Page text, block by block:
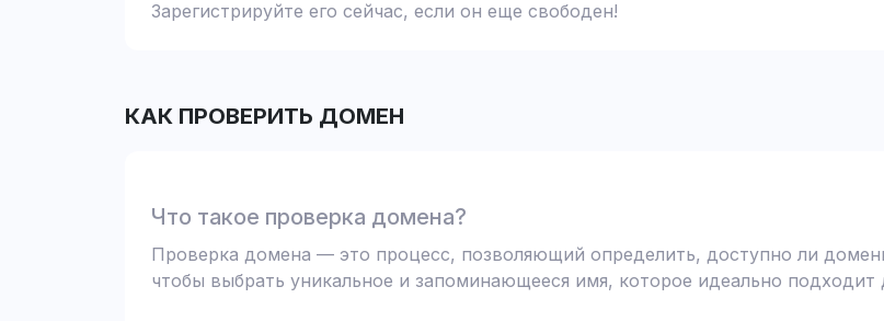
Зарегистрируйте его сейчас, если он еще свободен!
КАК ПРОВЕРИТЬ ДОМЕН
Что такое проверка домена?
Проверка домена — это процесс, позволяющий определить, доступно ли
чтобы выбрать уникальное и запоминающееся имя, которое идеально подходит